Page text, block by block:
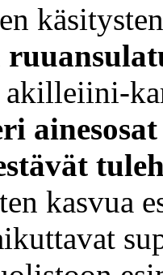
akilleiini-
ainesosat
kasvua